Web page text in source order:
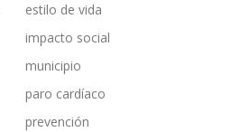
estilo de vida
impacto social
municipio
paro cardíaco
prevención